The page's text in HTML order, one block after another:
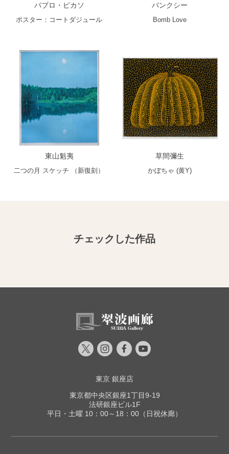
パブロ・ピカソ
ポスター：コートダジュール
バンクシー
Bomb Love
東山魁夷
二つの月 スケッチ （新復刻）
草間彌生
かぼちゃ (黄Y)
チェックした作品
東京 銀座店
東京都中央区銀座1丁目9-19
法研銀座ビル1F
平日・土曜 10：00～18：00（日祝休廊）